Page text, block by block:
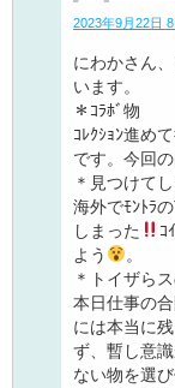
2023年9月22日
にわかさん
います。
＊ｺﾗﾎﾞ物
ｺﾚｸｼｮﾝ進め
です。今回
＊見つけて
海外でﾓﾝﾄﾗ
しまった
ｺ
よう
。
＊トイザら
本日仕事の
には本当に
ず、暫し意
ない物を選